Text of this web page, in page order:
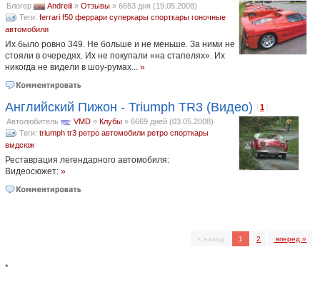
Блогер Andreiii» Отзывы» 6653 дня (19.05.2008)
Теги: ferrari f50 феррари суперкары спорткары гоночные
автомобили
Их было ровно 349. Не больше и не меньше. За ними не
стояли в очередях. Их не покупали «на стапелях». Их
никогда не видели в шоу-румах... »
Английский Пижон - Triumph TR3 (Видео) [1
Автолюбитель VMD» Клубы» 6669 дней (03.05.2008)
Теги: triumph tr3 ретро автомобили ретро спорткары
вмдсюж
Реставрация легендарного автомобиля:
Видеосюжет: »
« назад 1 2 вперед »
*